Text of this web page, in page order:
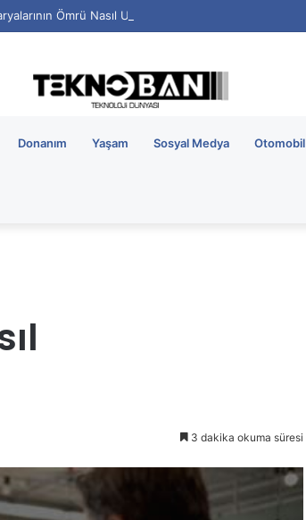
Ömrü Nasıl Uzatılır?
Donanım Yaşam Sosyal Medya Otomobil
3 dakika okuma süresi